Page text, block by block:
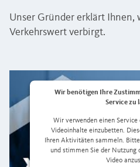
Unser Gründer erklärt Ihnen,
Verkehrswert verbirgt.
Wir benötigen Ihre
Service zu
Wir verwenden einen
Videoinhalte einzubetten.
Ihren Aktivitäten sammeln.
und stimmen Sie der Nutzung
Video